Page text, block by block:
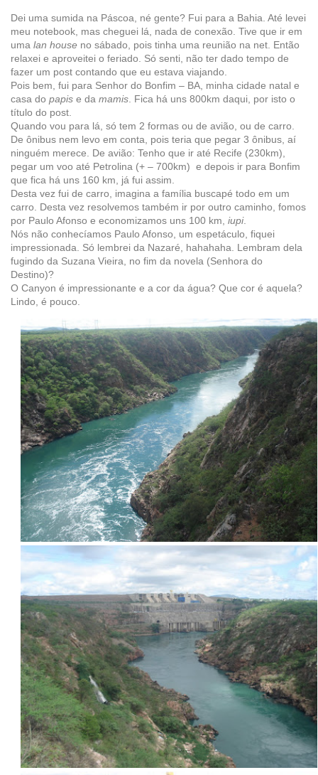
Dei uma sumida na Páscoa, né gente? Fui para a Bahia. Até levei
meu notebook, mas cheguei lá, nada de conexão. Tive que ir em
uma lan house no sábado, pois tinha uma reunião na net. Então
relaxei e aproveitei o feriado. Só senti, não ter dado tempo de
fazer um post contando que eu estava viajando.
Pois bem, fui para Senhor do Bonfim – BA, minha cidade natal e
casa do papis e da mamis . Fica há uns 800km daqui, por isto o
título do post.
Quando vou para lá, só tem 2 formas ou de avião, ou de carro.
De ônibus nem levo em conta, pois teria que pegar 3 ônibus, aí
ninguém merece. De avião: Tenho que ir até Recife (230km),
pegar um voo até Petrolina (+ – 700km) e depois ir para Bonfim
que fica há uns 160 km, já fui assim.
Desta vez fui de carro, imagina a família buscapé todo em um
carro. Desta vez resolvemos também ir por outro caminho, fomos
por Paulo Afonso e economizamos uns 100 km, iupi.
Nós não conhecíamos Paulo Afonso, um espetáculo, fiquei
impressionada. Só lembrei da Nazaré, hahahaha. Lembram dela
fugindo da Suzana Vieira, no fim da novela (Senhora do
Destino)?
O Canyon é impressionante e a cor da água? Que cor é aquela?
Lindo, é pouco.